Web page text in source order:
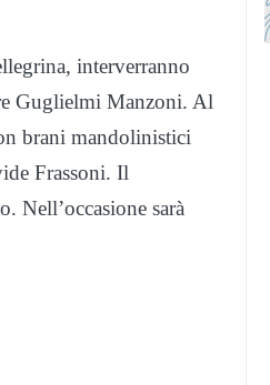
interverranno
Guglielmi Manzoni. Al
brani mandolinistici
Frassoni. Il
Nell’occasione sarà